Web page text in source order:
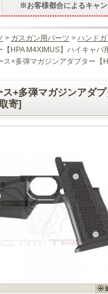
お客様都合によるキャ
> ガスガン用パーツ > ハンドガ
【HPA M4XIMUS】ハイキャ
ス+多弾マガジンアダプター
ス+多弾マガジンアダ
寄]